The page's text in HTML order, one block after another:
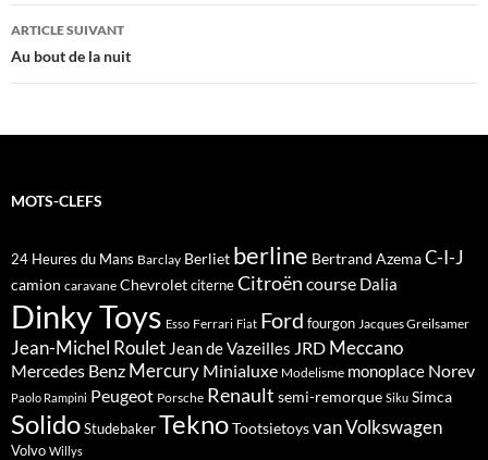
articles
ARTICLE SUIVANT
Au bout de la nuit
MOTS-CLEFS
24 Heures du Mans Barclay Berliet berline Bertrand AzemaC-I-J
camion caravane ChevroletciterneCitroën course Dalia
Dinky Toys Esso Ferrari Fiat Ford fourgon Jacques Greilsamer
Jean-Michel Roulet Jean de Vazeilles JRD Meccano
Mercedes Benz Mercury Minialuxe Modelisme monoplace Norev
Paolo Rampini Peugeot Porsche Renault semi-remorque Siku Simca
SolidoStudebakerTeknoTootsietoysvanVolkswagen
Volvo Willys